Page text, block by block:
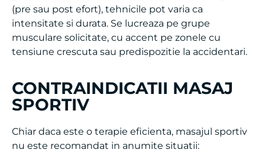
intensitate si durata. Se lucreaza pe grupe
musculare solicitate, cu accent pe zonele cu
tensiune crescuta sau predispozitie la accidentari.
SPORTIV
Chiar daca este o terapie eficienta, masajul sportiv
nu este recomandat in anumite situatii:
inflamatii acute ale articulatiilor sau